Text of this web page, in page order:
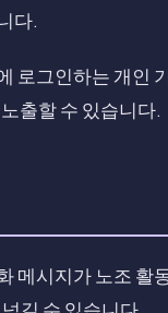
다.
로그인하는 개인
출할 수 있습니다.
메시지가 노조 활